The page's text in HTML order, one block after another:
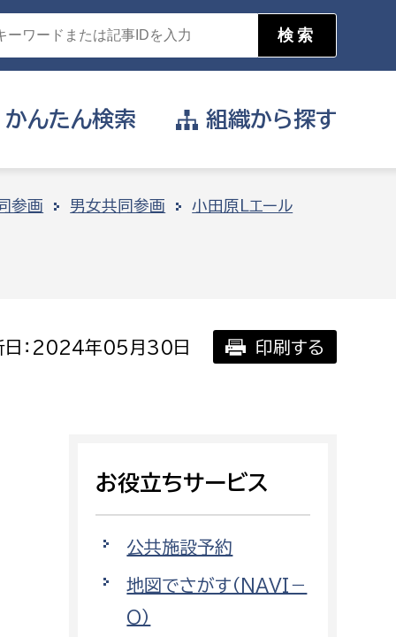
かんたん検索
目的を選択
証明書がほしい
働きたい
小田原のことを知りたい
組織から探す
環境部
ゼロカーボン推進課
環境保護課
参画 男女共同参画 小田原Lエール
日：2024年05月30日 印刷する
お役立ちサービス
公共施設予約
地図でさがす（NAVI－
O）